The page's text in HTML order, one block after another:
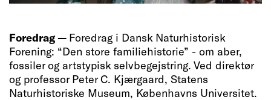
Foredrag — Foredrag i Dansk Naturhistorisk
Forening: “Den store familiehistorie” - om aber,
fossiler og artstypisk selvbegejstring. Ved direktør
og professor Peter C. Kjærgaard, Statens
Naturhistoriske Museum, Københavns Universitet.